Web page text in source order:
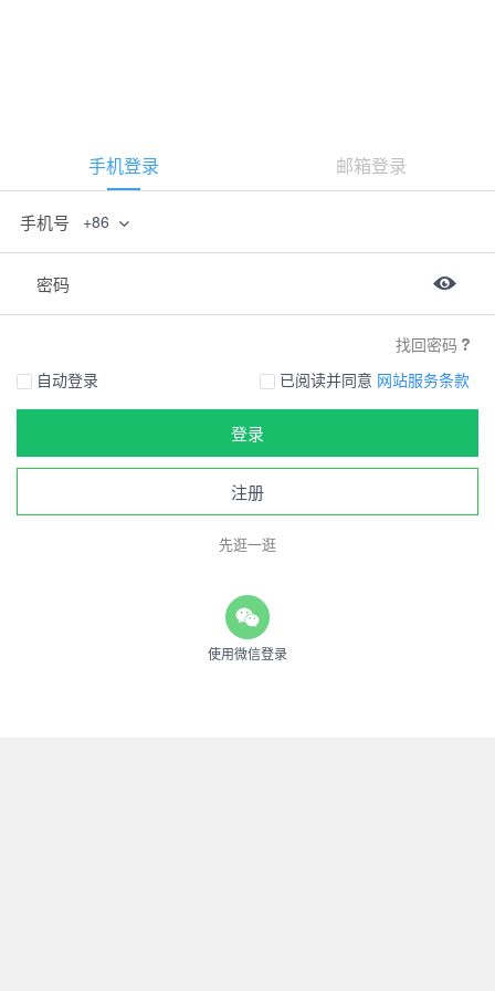
手机登录 邮箱登录
手机号 +86
密码
找回密码
自动登录
已阅读并同意 网站服务条款
登录
注册
先逛一逛
使用微信登录